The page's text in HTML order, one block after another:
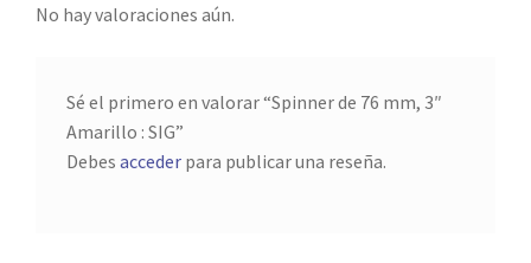
No hay valoraciones aún.
Sé el primero en valorar “Spinner de 76 mm, 3″
Amarillo : SIG”
Debes accederpara publicar una reseña.